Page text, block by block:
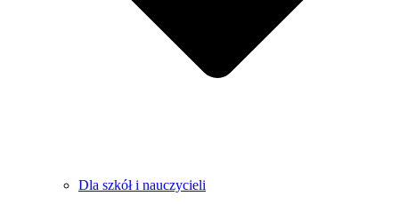
Dla szkół i nauczycieli